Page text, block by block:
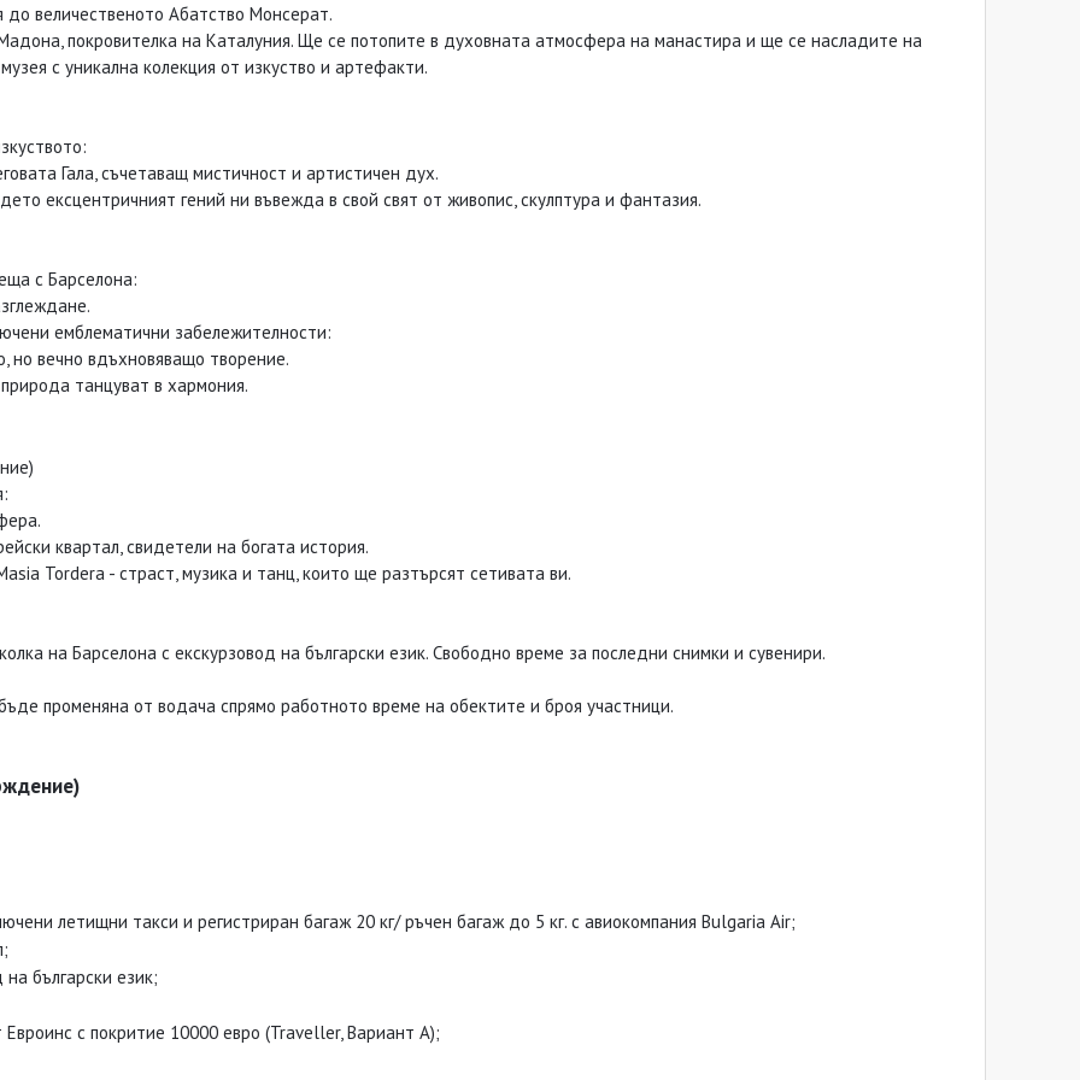
до величественото Абатство Монсерат.
покровителка на Каталуния. Ще се потопите в духовната атмосфера на манастира и ще се насладите на
с уникална колекция от изкуство и артефакти.
Гала, съчетаващ мистичност и артистичен дух.
ексцентричният гений ни въвежда в свой свят от живопис, скулптура и фантазия.
с Барселона:
емблематични забележителности:
но вечно вдъхновяващо творение.
танцуват в хармония.
квартал, свидетели на богата история.
Tordera - страст, музика и танц, които ще разтърсят сетивата ви.
на Барселона с екскурзовод на български език. Свободно време за последни снимки и сувенири.
променяна от водача спрямо работното време на обектите и броя участници.
летищни такси и регистриран багаж 20 кг/ ръчен багаж до 5 кг. с авиокомпания Bulgaria Air;
български език;
с покритие 10000 евро (Traveller, Вариант А);